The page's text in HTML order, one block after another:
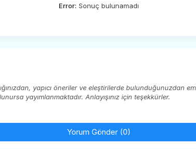
Error: Sonuç bulunamadı
yapıcı öneriler ve eleştirilerde bulunduğunuzdan
yayımlanmaktadır. Anlayışınız için teşekkürler.
Yorum Gönder (0)